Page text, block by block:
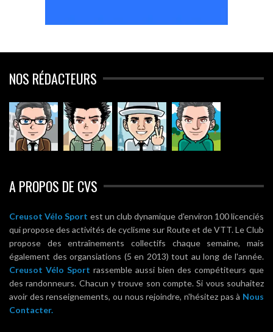
NOS RÉDACTEURS
A PROPOS DE CVS
Creusot Vélo Sport est un club dynamique d'environ 100 licenciés
qui propose des activités de cyclisme sur Route et de VTT. Le Club
propose des entraînements collectifs chaque semaine, mais
également des organsiations (5 en 2013) tout au long de l'année.
Creusot Vélo Sport rassemble aussi bien des compétiteurs que
des randonneurs. Chacun y trouve son compte. Si vous souhaitez
avoir des renseignements, ou nous rejoindre, n'hésitez pas à Nous
Contacter.